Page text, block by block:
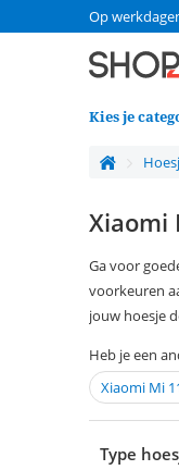
Op
Kies je
Xiaomi
Ga voor
voorkeuren
jouw hoesje
Heb je een
Xiaomi Mi
Type